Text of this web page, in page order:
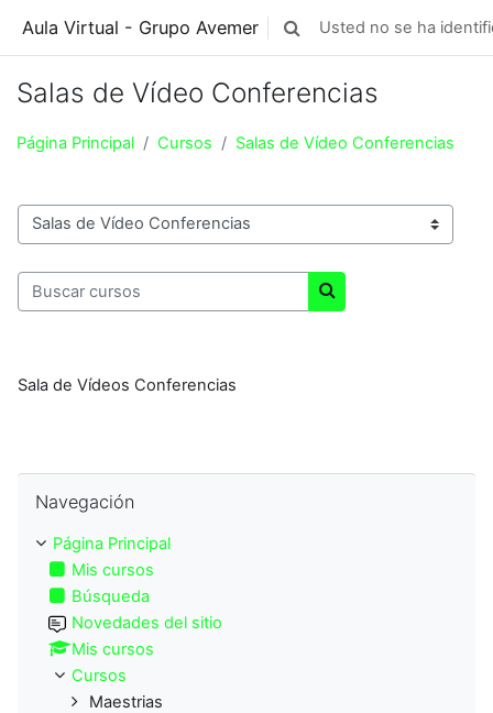
Aula Virtual - Grupo Avemer Toggle search input
Usted no se ha
Salas de Vídeo Conferencias
Página Principal Cursos Salas de Vídeo Conferencias
Categorías
Buscar cursos
Buscar cursos
Sala de Vídeos Conferencias
Navegación
Página Principal
Mis cursos
Búsqueda
Novedades del sitio
Mis cursos
Cursos
Maestrias